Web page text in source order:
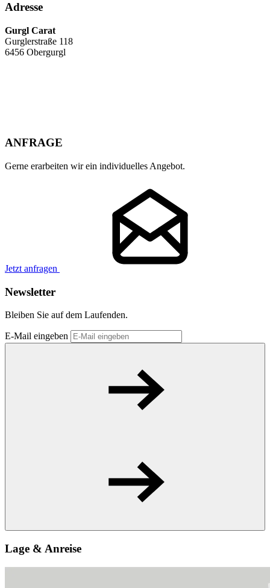
Adresse
Gurgl Carat
Gurglerstraße 118
6456 Obergurgl
ANFRAGE
Gerne erarbeiten wir ein individuelles Angebot.
Jetzt anfragen
Newsletter
Bleiben Sie auf dem Laufenden.
E-Mail eingeben
Lage & Anreise